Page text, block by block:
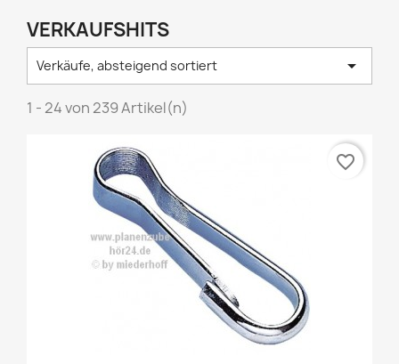
VERKAUFSHITS
Verkäufe, absteigend sortiert 
1 - 24 von 239 Artikel(n)
favorite_border